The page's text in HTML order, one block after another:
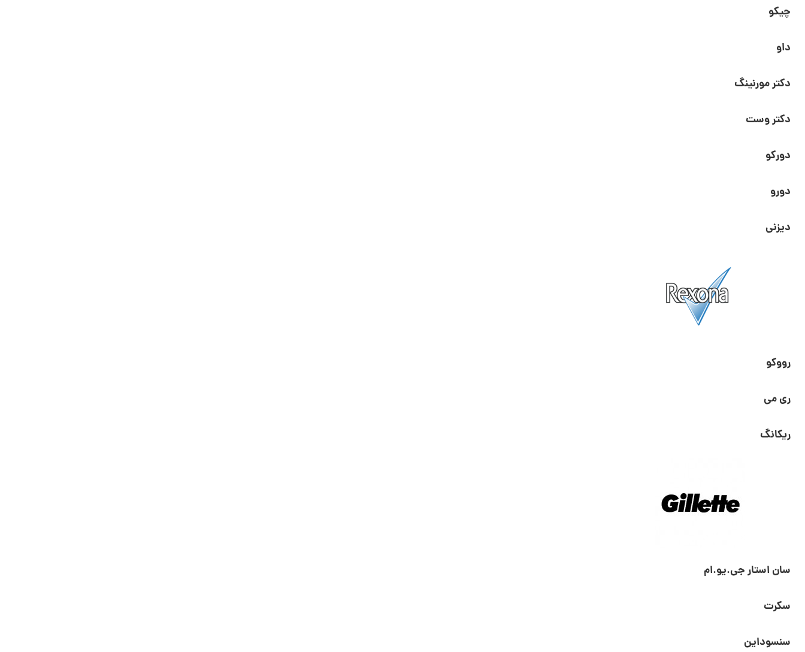
چیکو
داو
دکتر مورنینگ
دکتر وست
دورکو
دورو
دیزنی
رووکو
ری می
ریکانگ
سان استار جی.یو.ام
سکرت
سنسوداین